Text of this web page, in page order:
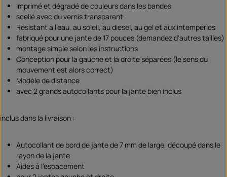
Imprimé et dégradé de couleurs dans les bandes
scellé avec du vernis transparent
Résistant à l'eau, au soleil, au diesel, au gel et aux intempéries
fabriqué pour une jante de 17 pouces (demandez d'autres tailles)
montage simple selon les instructions
Conception pour la gauche et la droite séparées (le sens du
mouvement est alors correct)
Modèle de distance
avec 2 grands autocollants pour la jante bien inclus
inclus dans la livraison :
Autocollant de bord de jante de 7 mm de large, découpé dans le
rayon de la jante
Aides à l'espacement